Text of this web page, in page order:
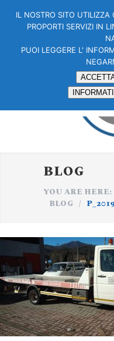
BLOG
YOU ARE HERE:
BLOG /
IL NOSTRO SITO UTILIZZA
PROPORTI SERVIZI IN
PUOI LEGGERE L'